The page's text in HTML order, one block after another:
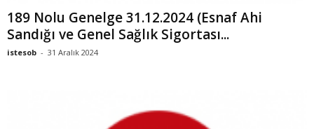
189 Nolu Genelge 31.12.2024 (Esnaf Ahi
Sandığı ve Genel Sağlık Sigortası...
istesob - 31 Aralık 2024